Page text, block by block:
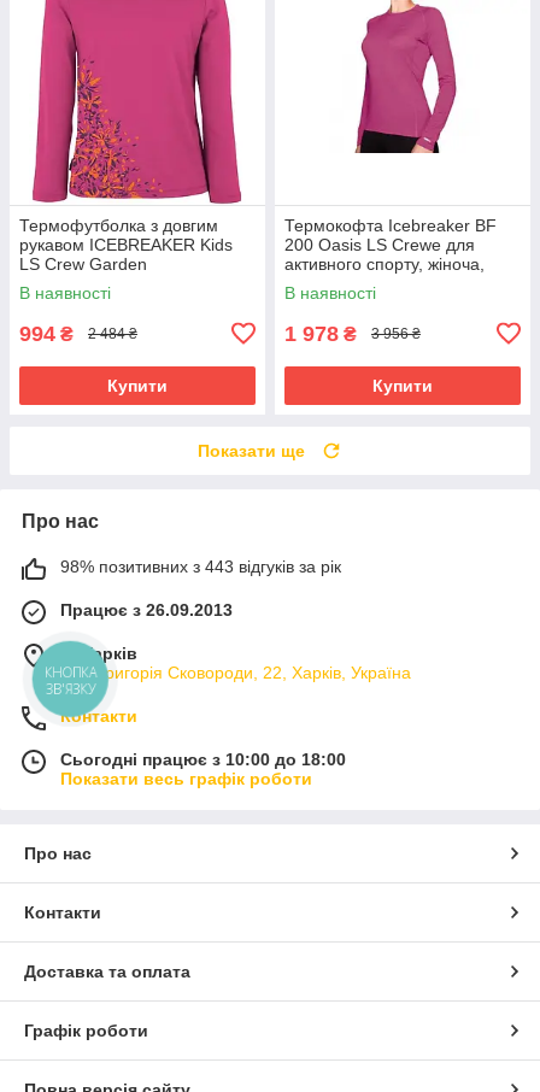
Термофутболка з довгим
рукавом ICEBREAKER Kids
LS Crew Garden
magenta/lotus 12
В наявності
994 ₴ 2 484 ₴
Купити
Термокофта Icebreaker BF
200 Oasis LS Crewe для
активного спорту, жіноча,
рожева
В наявності
1 978 ₴ 3 956 ₴
Купити
Показати ще
Про нас
98% позитивних з 443 відгуків за рік
Працює з 26.09.2013
м. Харків
вул. Григорія Сковороди, 22, Харків, Україна
Контакти
Сьогодні працює з 10:00 до 18:00
Показати весь графік роботи
Про нас
Контакти
Доставка та оплата
Графік роботи
КНОПКА
ЗВ'ЯЗКУ